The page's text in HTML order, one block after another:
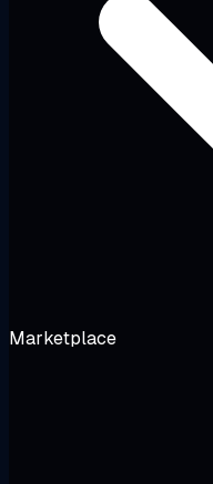
Marketplace